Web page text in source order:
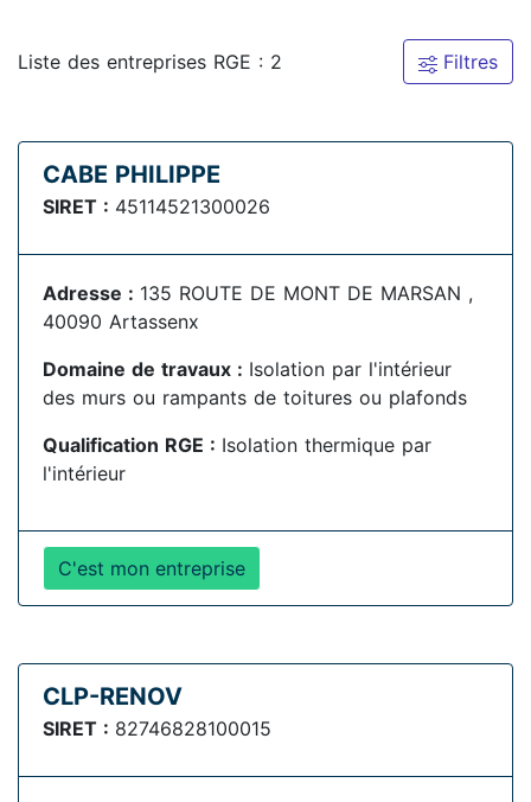
Liste des entreprises RGE : 2 Filtres
CABE PHILIPPE
SIRET : 45114521300026
Adresse : 135 ROUTE DE MONT DE MARSAN ,
40090 Artassenx
Domaine de travaux : Isolation par l'intérieur
des murs ou rampants de toitures ou plafonds
Qualification RGE : Isolation thermique par
l'intérieur
C'est mon entreprise
CLP-RENOV
SIRET : 82746828100015